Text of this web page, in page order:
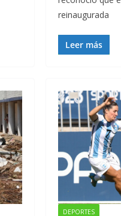
reinaugurada
Leer más
DEPORTES